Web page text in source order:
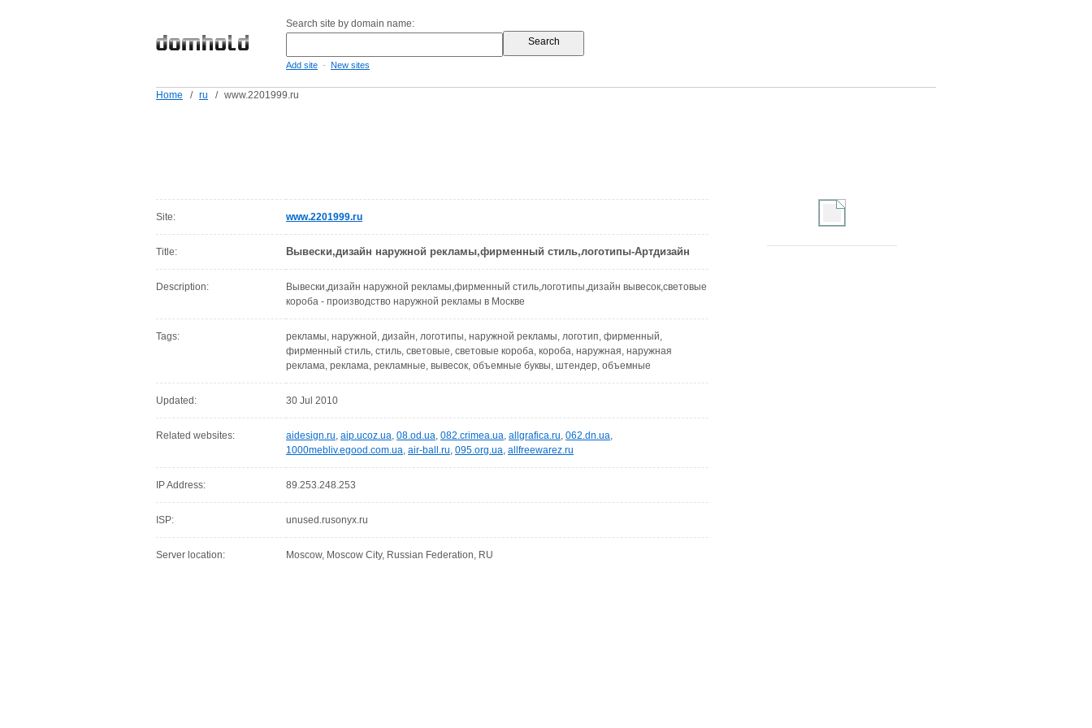
Search site by domain name:
Add site - New sites
Home / ru / www.2201999.ru
Site: www.2201999.ru
Title: Вывески,дизайн наружной рекламы,фирменный стиль,логотипы-Артдизайн
Description:
Вывески,дизайн наружной рекламы,фирменный стиль,логотипы,дизайн вывесок,световые
короба - производство наружной рекламы в Москве
Tags:
рекламы, наружной, дизайн, логотипы, наружной рекламы, логотип, фирменный,
фирменный стиль, стиль, световые, световые короба, короба, наружная, наружная
реклама, реклама, рекламные, вывесок, объемные буквы, штендер, объемные
Updated: 30 Jul 2010
Related websites: aidesign.ru, aip.ucoz.ua, 08.od.ua, 082.crimea.ua, allgrafica.ru, 062.dn.ua,
1000mebliv.egood.com.ua, air-ball.ru, 095.org.ua, allfreewarez.ru
IP Address: 89.253.248.253
ISP: unused.rusonyx.ru
Server location: Moscow, Moscow City, Russian Federation, RU